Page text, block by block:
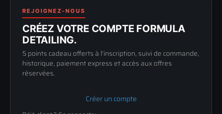
Conditions générales
Mentions légales
Confidentialité
03 73 61 02 02
Lun-Ven
9h-12h / 14h-17h
REJOIGNEZ-NOUS
CRÉEZ VOTRE COMPTE FORMULA
DETAILING.
5 points cadeau offerts à l'inscription, suivi de commande,
historique, paiement express et accès aux offres
réservées.
Créer un compte